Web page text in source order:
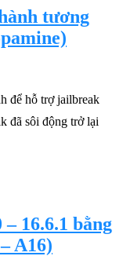
tương
để hỗ trợ jailbreak
đã sôi động trở lại
16.6.1 bằng
A16)